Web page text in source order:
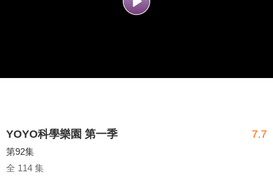
YOYO科學樂園 第一季 7.7
第92集
全 114 集